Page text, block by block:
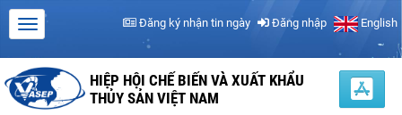
Đăng ký nhận tin ngày Đăng nhập English
HIỆP HỘI CHẾ BIẾN VÀ XUẤT KHẨU
THỦY SẢN VIỆT NAM